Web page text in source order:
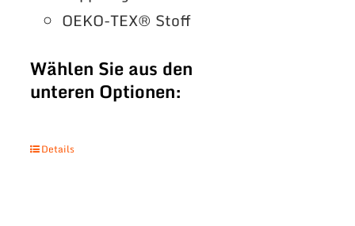
OEKO-TEX® Stoff
Wählen Sie aus den
unteren Optionen:
Details